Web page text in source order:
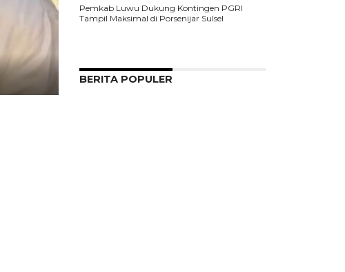
Pemkab Luwu Dukung Kontingen PGRI
Tampil Maksimal di Porsenijar Sulsel
BERITA POPULER